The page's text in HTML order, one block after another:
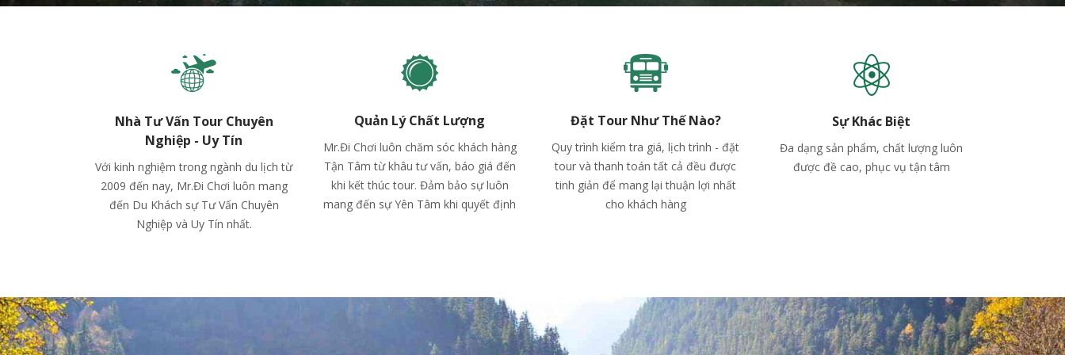
Nhà Tư Vấn Tour Chuyên
Nghiệp - Uy Tín
Với kinh nghiệm trong ngành du lịch từ
2009 đến nay, Mr.Đi Chơi luôn mang
đến Du Khách sự Tư Vấn Chuyên
Nghiệp và Uy Tín nhất.
Quản Lý Chất Lượng
Mr.Đi Chơi luôn chăm sóc khách hàng
Tận Tâm từ khâu tư vấn, báo giá đến
khi kết thúc tour. Đảm bảo sự luôn
mang đến sự Yên Tâm khi quyết định
Đặt Tour Như Thế Nào?
Quy trình kiểm tra giá, lịch trình - đặt
tour và thanh toán tất cả đều được
tinh giản để mang lại thuận lợi nhất
cho khách hàng
Sự Khác Biệt
Đa dạng sản phẩm, chất lượng luôn
được đề cao, phục vụ tận tâm